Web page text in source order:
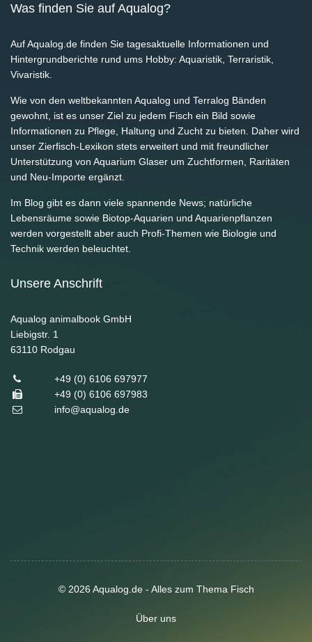
Was finden Sie auf Aqualog?
Auf Aqualog.de finden Sie tagesaktuelle Informationen und
Hintergrundberichte rund ums Hobby: Aquaristik, Terraristik,
Vivaristik.
Wie von den weltbekannten Aqualog und Terralog Bänden
gewohnt, ist es unser Ziel zu jedem Fisch ein Bild sowie
Informationen zu Pflege, Haltung und Zucht zu bieten. Daher wird
unser Zierfisch-Lexikon stets erweitert und mit freundlicher
Unterstützung von Aquarium Glaser um Zuchtformen, Raritäten
und Neu-Importe ergänzt.
Im Blog gibt es dann viele spannende News; natürliche
Lebensräume sowie Biotop-Aquarien und Aquarienpflanzen
werden vorgestellt aber auch Profi-Themen wie Biologie und
Technik werden beleuchtet.
Unsere Anschrift
Aqualog animalbook GmbH
Liebigstr. 1
63110 Rodgau
+49 (0) 6106 697977
+49 (0) 6106 697983
info@aqualog.de
© 2026 Aqualog.de - Alles zum Thema Fisch
Über uns